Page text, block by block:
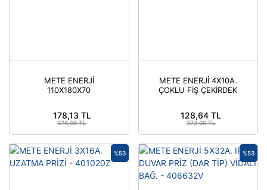
METE ENERJİ
110X180X70
178,13 TL
376,00 TL
METE ENERJİ 4X10A.
ÇOKLU FİŞ ÇEKİRDEK
128,64 TL
272,00 TL
%53 %53